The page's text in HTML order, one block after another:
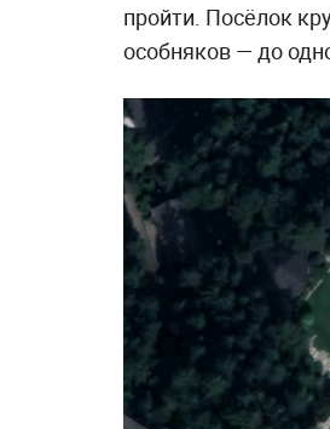
пройти. Посёлок
особняков — до